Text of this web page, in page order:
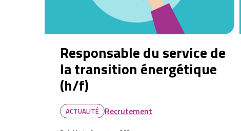
Responsable du service de
la transition énergétique
(h/f)
ACTUALITÉ Recrutement